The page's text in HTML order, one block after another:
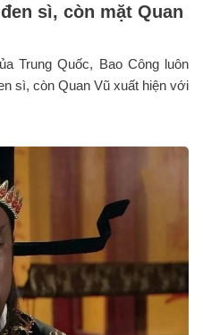
sì, còn mặt Quan
Trung Quốc, Bao Công luôn
sì, còn Quan Vũ xuất hiện với